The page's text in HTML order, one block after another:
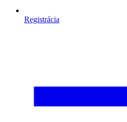
Registrácia